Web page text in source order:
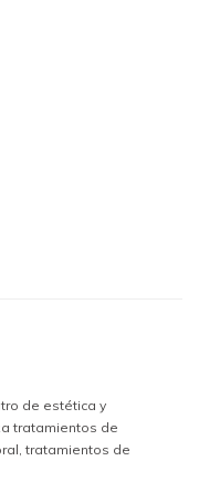
de estética y
tratamientos de
tratamientos de